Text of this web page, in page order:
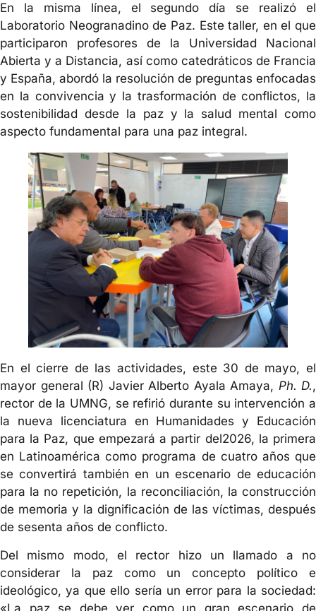
En la misma línea, el segundo día se realizó el
Laboratorio Neogranadino de Paz. Este taller, en el que
participaron profesores de la Universidad Nacional
Abierta y a Distancia, así como catedráticos de Francia
y España, abordó la resolución de preguntas enfocadas
en la convivencia y la trasformación de conflictos, la
sostenibilidad desde la paz y la salud mental como
aspecto fundamental para una paz integral.
En el cierre de las actividades, este 30 de mayo, el
mayor general (R) Javier Alberto Ayala Amaya, Ph. D.,
rector de la UMNG, se refirió durante su intervención a
la nueva licenciatura en Humanidades y Educación
para la Paz, que empezará a partir del2026, la primera
en Latinoamérica como programa de cuatro años que
se convertirá también en un escenario de educación
para la no repetición, la reconciliación, la construcción
de memoria y la dignificación de las víctimas, después
de sesenta años de conflicto.
Del mismo modo, el rector hizo un llamado a no
considerar la paz como un concepto político e
ideológico, ya que ello sería un error para la sociedad:
«La paz se debe ver como un gran escenario de